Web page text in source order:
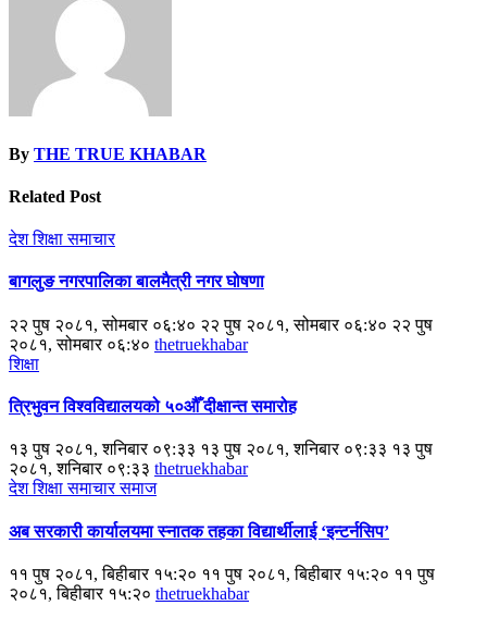
By THE TRUE KHABAR
Related Post
देशशिक्षासमाचार
बागलुङ नगरपालिका बालमैत्री नगर घोषणा
२२ पुष २०८१, सोमबार ०६:४० २२ पुष २०८१, सोमबार ०६:४० २२ पुष
२०८१, सोमबार ०६:४० thetruekhabar
शिक्षा
त्रिभुवन विश्वविद्यालयको ५०औँ दीक्षान्त समारोह
१३ पुष २०८१, शनिबार ०९:३३ १३ पुष २०८१, शनिबार ०९:३३ १३ पुष
२०८१, शनिबार ०९:३३ thetruekhabar
देशशिक्षासमाचारसमाज
अब सरकारी कार्यालयमा स्नातक तहका विद्यार्थीलाई ‘इन्टर्नसिप’
११ पुष २०८१, बिहीबार १५:२० ११ पुष २०८१, बिहीबार १५:२० ११ पुष
२०८१, बिहीबार १५:२० thetruekhabar